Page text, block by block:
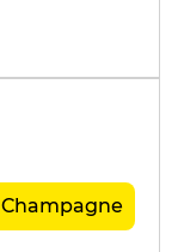
Champagne